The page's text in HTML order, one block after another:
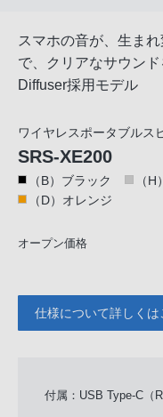
スマホの音が、生ま
で、クリアなサウン
Diffuser採用モデル
ワイヤレスポータブルス
SRS-XE200
（B）ブラック （
（D）オレンジ
オープン価格
仕様について詳しくは
付属：USB Type-C（